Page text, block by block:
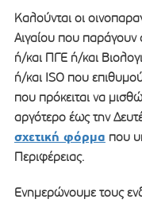
Καλούνται οι
Αιγαίου που παράγουν
ή/και ΠΓΕ ή/και
ή/και ISO που
που πρόκειται να
αργότερο έως την
σχετική φόρμα που
Περιφέρειας.
Ενημερώνουμε τους